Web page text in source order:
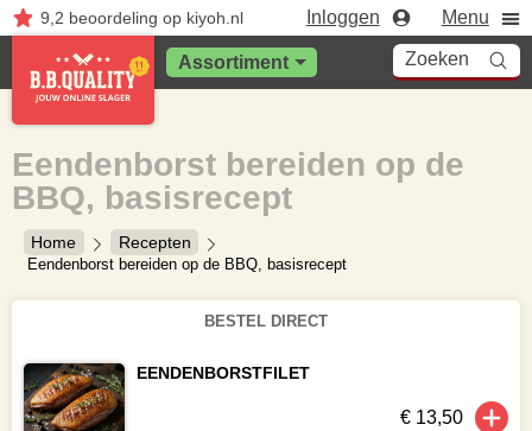
9,2 beoordelingop kiyoh.nl Inloggen Menu
Assortiment Zoeken
Home Recepten
Eendenborst bereiden op de BBQ, basisrecept
Eendenborst bereiden op de
BBQ, basisrecept
BESTEL DIRECT
EENDENBORSTFILET
€ 13,50